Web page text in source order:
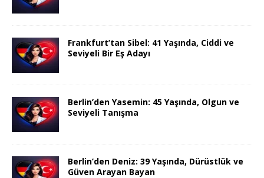
Frankfurt’tan Sibel: 41 Yaşında, Ciddi ve
Seviyeli Bir Eş Adayı
Berlin’den Yasemin: 45 Yaşında, Olgun ve
Seviyeli Tanışma
Berlin’den Deniz: 39 Yaşında, Dürüstlük ve
Güven Arayan Bayan